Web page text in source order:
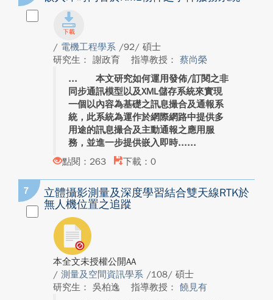
/ 電機工程學系 /92/ 碩士
研究生： 謝政育
指導教授： 蔡尚榮
本文研究如何運用發佈/訂閱之非
同步通訊模型以及XML儲存系統來實現
一個以內容為基礎之訊息撮合及通報系
統，此系統為運作於網際網路中提供多
用途的訊息撮合及主動通報之應用服
務，並進一步提供嵌入即時...
點閱：263
下載：0
7
立體攝影測量及深度學習結合雙天線RTK於
無人機位置之追蹤
本全文未授權公開AA
/ 測量及空間資訊學系 /108/ 碩士
研究生： 吳柏逸
指導教授： 饒見有